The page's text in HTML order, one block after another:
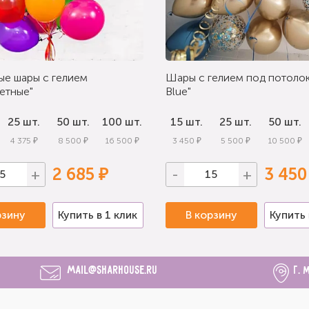
шары с гелием
25 шт.
4 375 ₽
50 шт.
8 500 ₽
100 шт.
16 500 ₽
+ 2 685 ₽
Купить в 1 клик
Шары с гелием под
Blue"
15 шт.
3 450 ₽
25 шт.
5 500 ₽
50 шт.
10 500 ₽
- + 3
В корзину Купить
mail@sharhouse.ru г.